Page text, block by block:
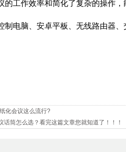
的工作效率和简化了复杂的操作
制电脑、安卓平板、无线路由器
化会议这么流行?
话筒怎么选？看完这篇文章您就知道了！！！